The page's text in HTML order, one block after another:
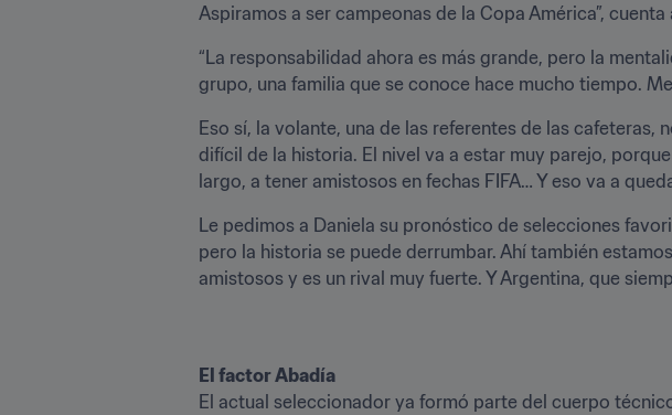
Aspiramos a ser campeonas de la Copa América”, cuenta
“La responsabilidad ahora es más grande, pero la
grupo, una familia que se conoce hace mucho tiempo.
Eso sí, la volante, una de las referentes de las cafeteras,
difícil de la historia. El nivel va a estar muy parejo,
largo, a tener amistosos en fechas FIFA… Y eso va a
Le pedimos a Daniela su pronóstico de selecciones
pero la historia se puede derrumbar. Ahí también
amistosos y es un rival muy fuerte. Y Argentina, que
El factor Abadía
El actual seleccionador ya formó parte del cuerpo